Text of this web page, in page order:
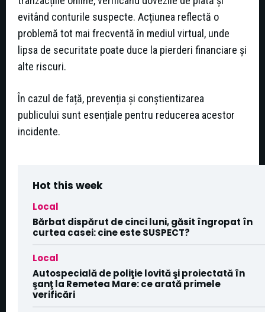
evitând conturile suspecte. Acțiunea reflectă o
problemă tot mai frecventă în mediul virtual, unde
lipsa de securitate poate duce la pierderi financiare și
alte riscuri.
În cazul de față, prevenția și conștientizarea
publicului sunt esențiale pentru reducerea acestor
incidente.
Hot this week
Local
Bărbat dispărut de cinci luni, găsit îngropat în
curtea casei: cine este SUSPECT?
Local
Autospecială de poliţie lovită şi proiectată în
şanţ la Remetea Mare: ce arată primele
verificări